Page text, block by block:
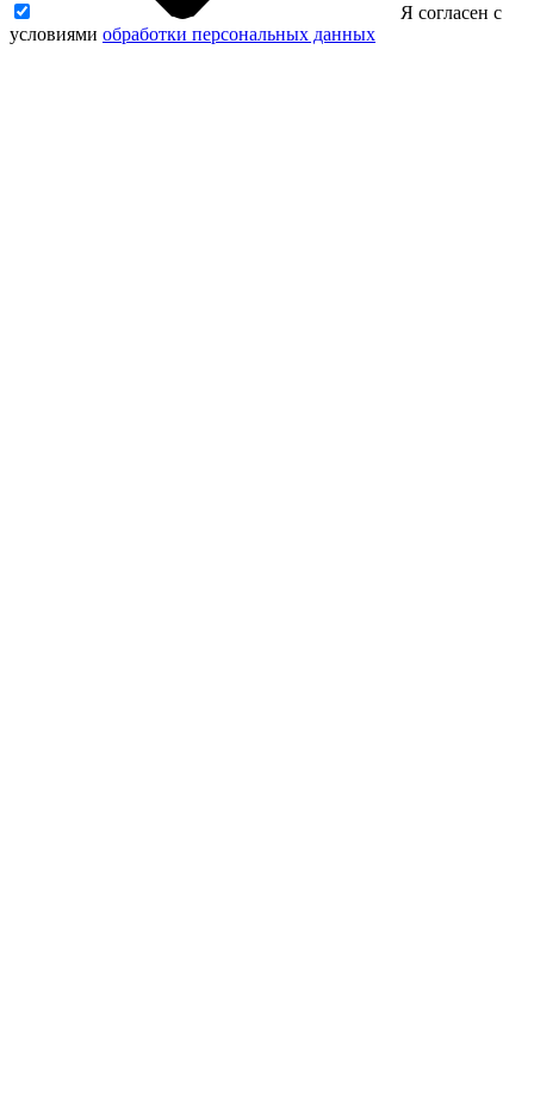
Я согласен с
условиями обработки персональных данных